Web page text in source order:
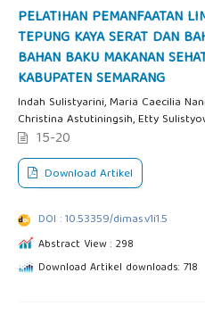
PELATIHAN PEMANFAATAN
TEPUNG KAYA SERAT DAN
BAHAN BAKU MAKANAN
KABUPATEN SEMARANG
Indah Sulistyarini, Maria Caecilia
Christina Astutiningsih, Etty
15-20
Download Artikel
DOI : 10.53359/dimas.v1i1.5
Abstract View : 298
Download Artikel downloads: 718